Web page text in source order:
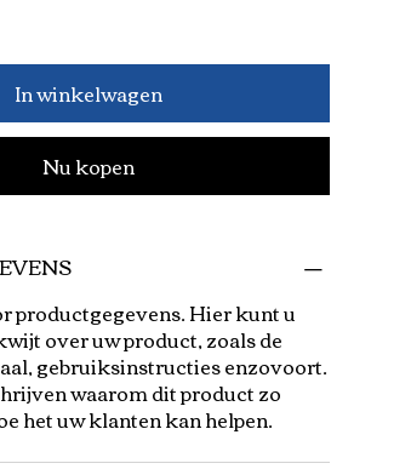
In winkelwagen
Nu kopen
productgegevens. Hier kunt u
over uw product, zoals de
gebruiksinstructies enzovoort.
waarom dit product zo
het uw klanten kan helpen.